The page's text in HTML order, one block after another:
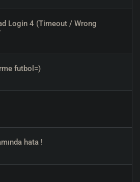
Login 4 (Timeout / Wrong
futbol=)
hata !